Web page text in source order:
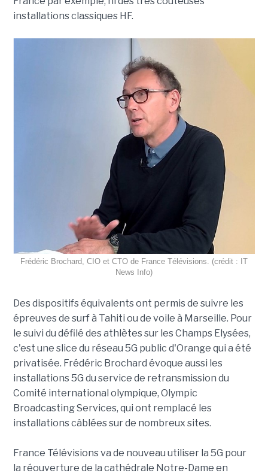
installations classiques HF.
Frédéric Brochard, CIO et CTO de France Télévisions. (crédit : IT
News Info)
Des dispositifs équivalents ont permis de suivre les
épreuves de surf à Tahiti ou de voile à Marseille. Pour
le suivi du défilé des athlètes sur les Champs Elysées,
c'est une slice du réseau 5G public d'Orange qui a été
privatisée. Frédéric Brochard évoque aussi les
installations 5G du service de retransmission du
Comité international olympique, Olympic
Broadcasting Services, qui ont remplacé les
installations câblées sur de nombreux sites.
France Télévisions va de nouveau utiliser la 5G pour
la réouverture de la cathédrale Notre-Dame en